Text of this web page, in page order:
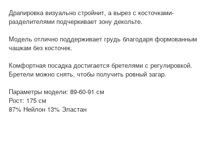
Драпировка визуально стройнит, а вырез с косточками-
разделителями подчеркивает зону декольте.
Модель отлично поддерживает грудь благодаря формованным
чашкам без косточек.
Комфортная посадка достигается бретелями с регулировкой.
Бретели можно снять, чтобы получить ровный загар.
Параметры модели: 89-60-91 см
Рост: 175 см
87% Нейлон 13% Эластан